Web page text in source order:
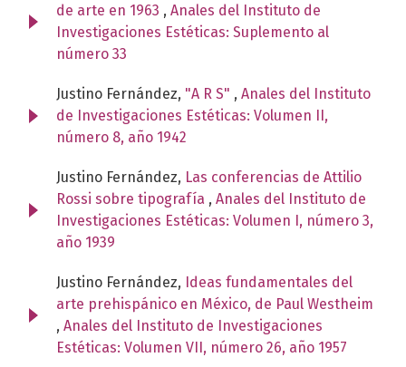
de arte en 1963 , Anales del Instituto de
Investigaciones Estéticas: Suplemento al
número 33
Justino Fernández, "A R S" , Anales del Instituto
de Investigaciones Estéticas: Volumen II,
número 8, año 1942
Justino Fernández, Las conferencias de Attilio
Rossi sobre tipografía , Anales del Instituto de
Investigaciones Estéticas: Volumen I, número 3,
año 1939
Justino Fernández, Ideas fundamentales del
arte prehispánico en México, de Paul Westheim
, Anales del Instituto de Investigaciones
Estéticas: Volumen VII, número 26, año 1957